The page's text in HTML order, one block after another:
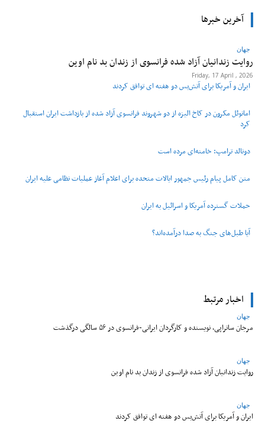
آخرین خبرها
جهان
روایت زندانیان آزاد شده فرانسوی از زندان ‌بد نام اوین
Friday, 17 April , 2026
ایران و آمریکا برای آتش‌بس دو هفته‌ ای توافق کردند
امانوئل مکرون در کاخ الیزه از دو شهروند فرانسوی آزاد شده از بازداشت ایران استقبال
کرد
دونالد ترامپ: خامنه‌ای مرده است
متن کامل پیام رئیس جمهور ایالات متحده برای اعلام آغاز عملیات نظامی علیه ایران
حملات گسترده آمریکا و اسرائیل به ایران
آیا طبل‌های جنگ به صدا درآمده‌اند؟
اخبار مرتبط
جهان
مرجان ساتراپی، نویسنده و کارگردان ایرانی-فرانسوی در ۵۶ سالگی درگذشت
جهان
روایت زندانیان آزاد شده فرانسوی از زندان ‌بد نام اوین
جهان
ایران و آمریکا برای آتش‌بس دو هفته‌ ای توافق کردند